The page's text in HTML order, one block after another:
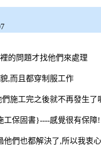
的問題才找他們來處理
,而且都穿制服工作
施工完之後就不再發生了
工保固書}----感覺很有保障!
他們也都解決了,所以我衷